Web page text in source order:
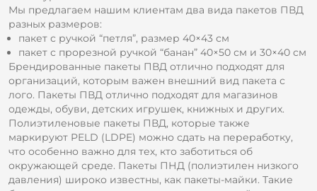
Мы предлагаем нашим клиентам два вида пакетов ПВД
разных размеров:
пакет с ручкой “петля”, размер 40×43 см
пакет с прорезной ручкой “банан” 40×50 см и 30×40 см
Брендированные пакеты ПВД отлично подходят для
организаций, которым важен внешний вид пакета с
лого. Пакеты ПВД отлично подходят для магазинов
одежды, обуви, детских игрушек, книжных и других.
Полиэтиленовые пакеты ПВД, которые также
маркируют PELD (LDPE) можно сдать на переработку,
что особенно важно для тех, кто заботиться об
окружающей среде. Пакеты ПНД (полиэтилен низкого
давления) широко известны, как пакеты-майки. Такие